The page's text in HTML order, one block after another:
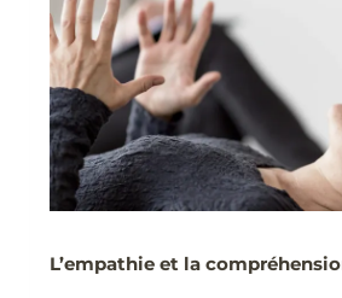
L’empathie et la